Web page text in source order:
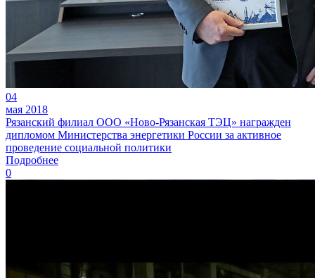
04
мая 2018
Рязанский филиал ООО «Ново-Рязанская ТЭЦ» награжден
дипломом Министерства энергетики России за активное
проведение социальной политики
Подробнее
0